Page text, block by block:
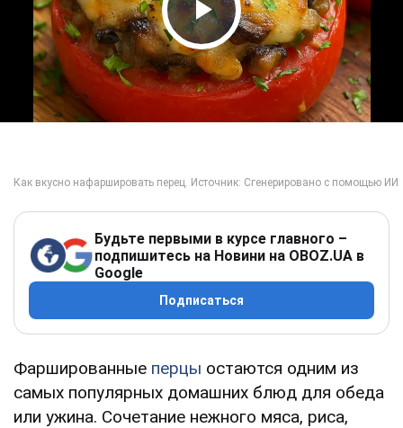
Play Video
Будьте первыми в курсе главного –
подпишитесь на Новини на OBOZ.UA в
Google
Подписаться
Фаршированные перцы остаются одним из
самых популярных домашних блюд для обеда
или ужина. Сочетание нежного мяса, риса,